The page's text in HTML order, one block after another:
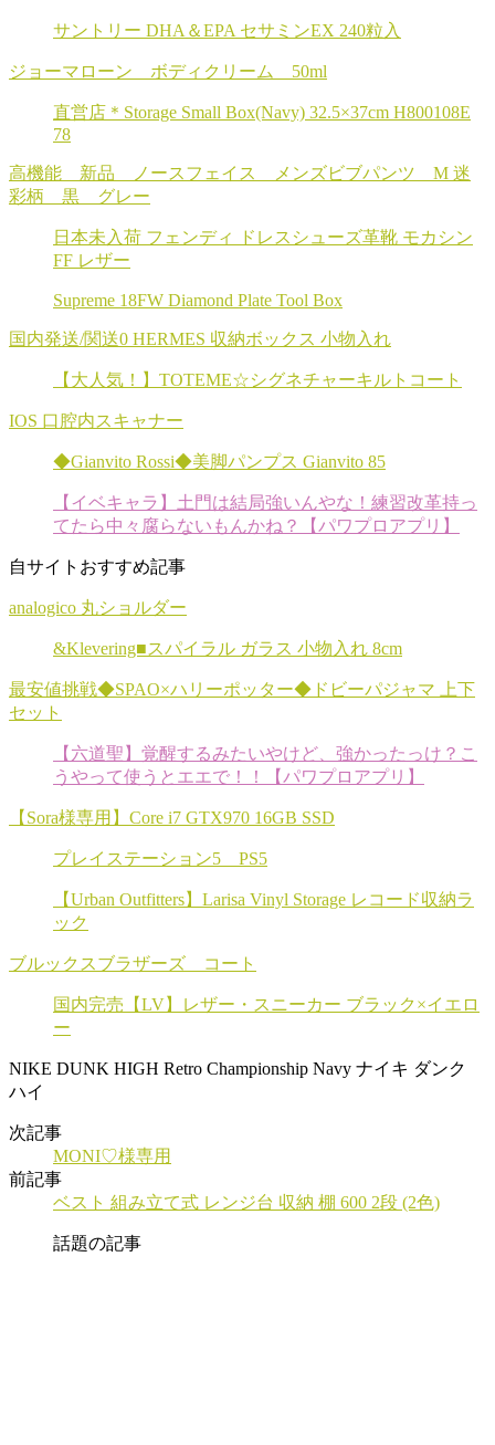
サントリー DHA＆EPA セサミンEX 240粒入
ジョーマローン ボディクリーム 50ml
直営店＊Storage Small Box(Navy) 32.5×37cm H800108E
78
高機能 新品 ノースフェイス メンズビブパンツ M 迷
彩柄 黒 グレー
日本未入荷 フェンディ ドレスシューズ革靴 モカシン
FF レザー
Supreme 18FW Diamond Plate Tool Box
国内発送/関送0 HERMES 収納ボックス 小物入れ
【大人気！】TOTEME☆シグネチャーキルトコート
IOS 口腔内スキャナー
◆Gianvito Rossi◆美脚パンプス Gianvito 85
【イベキャラ】土門は結局強いんやな！練習改革持っ
てたら中々腐らないもんかね？【パワプロアプリ】
自サイトおすすめ記事
analogico 丸ショルダー
&Klevering■スパイラル ガラス 小物入れ 8cm
最安値挑戦◆SPAO×ハリーポッター◆ドビーパジャマ 上下
セット
【六道聖】覚醒するみたいやけど、強かったっけ？こ
うやって使うとエエで！！【パワプロアプリ】
【Sora様専用】Core i7 GTX970 16GB SSD
プレイステーション5 PS5
【Urban Outfitters】Larisa Vinyl Storage レコード収納ラ
ック
ブルックスブラザーズ コート
国内完売【LV】レザー・スニーカー ブラック×イエロ
ー
NIKE DUNK HIGH Retro Championship Navy ナイキ ダンク
ハイ
次記事
MONI♡様専用
前記事
ベスト 組み立て式 レンジ台 収納 棚 600 2段 (2色)
話題の記事